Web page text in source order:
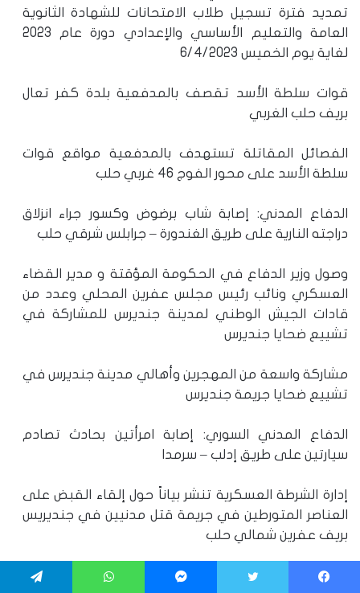
تمديد فترة تسجيل طلاب الامتحانات للشهادة الثانوية
العامة والتعليم الأساسي والإعدادي دورة عام 2023
لغاية يوم الخميس 6/4/2023
قوات سلطة الأسد تقصف بالمدفعية بلدة كفر تعال
بريف حلب الغربي
الفصائل المقاتلة تستهدف بالمدفعية مواقع قوات
سلطة الأسد على محور الفوج 46 غربي حلب
الدفاع المدني: إصابة شاب برضوض وكسور جراء انزلاق
دراجته النارية على طريق الغندورة – جرابلس شرقي حلب
وصول وزير الدفاع في الحكومة المؤقتة و مدير القضاء
العسكري ونائب رئيس مجلس عفرين المحلي وعدد من
قادات الجيش الوطني لمدينة جنديرس للمشاركة في
تشييع ضحايا جنديرس
مشاركة واسعة من المهجرين وأهالي مدينة جنديرس في
تشييع ضحايا جريمة جنديرس
الدفاع المدني السوري: إصابة امرأتين بحادث تصادم
سيارتين على طريق إدلب – سرمدا
إدارة الشرطة العسكرية تنشر بياناً حول إلقاء القبض على
العناصر المتورطين في جريمة قتل مدنيين في جنديريس
بريف عفرين شمالي حلب
إصابات في صفوف المدنيين إثر قصف لقوات سلطة